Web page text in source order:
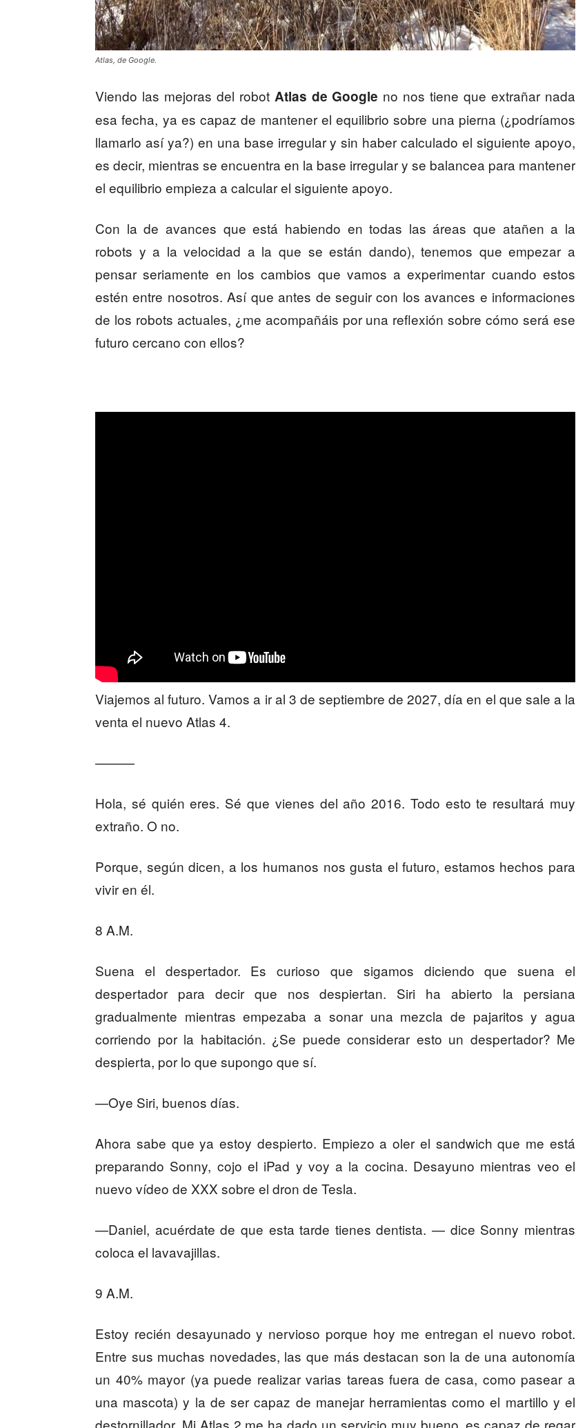
Atlas, de Google.
Viendo las mejoras del robot Atlas de Google no nos tiene que extrañar nada
esa fecha, ya es capaz de mantener el equilibrio sobre una pierna (¿podríamos
llamarlo así ya?) en una base irregular y sin haber calculado el siguiente apoyo,
es decir, mientras se encuentra en la base irregular y se balancea para mantener
el equilibrio empieza a calcular el siguiente apoyo.
Con la de avances que está habiendo en todas las áreas que atañen a la
robots y a la velocidad a la que se están dando), tenemos que empezar a
pensar seriamente en los cambios que vamos a experimentar cuando estos
estén entre nosotros. Así que antes de seguir con los avances e informaciones
de los robots actuales, ¿me acompañáis por una reflexión sobre cómo será ese
futuro cercano con ellos?
Viajemos al futuro. Vamos a ir al 3 de septiembre de 2027, día en el que sale a la
venta el nuevo Atlas 4.
———
Hola, sé quién eres. Sé que vienes del año 2016. Todo esto te resultará muy
extraño. O no.
Porque, según dicen, a los humanos nos gusta el futuro, estamos hechos para
vivir en él.
8 A.M.
Suena el despertador. Es curioso que sigamos diciendo que suena el
despertador para decir que nos despiertan. Siri ha abierto la persiana
gradualmente mientras empezaba a sonar una mezcla de pajaritos y agua
corriendo por la habitación. ¿Se puede considerar esto un despertador? Me
despierta, por lo que supongo que sí.
—Oye Siri, buenos días.
Ahora sabe que ya estoy despierto. Empiezo a oler el sandwich que me está
preparando Sonny, cojo el iPad y voy a la cocina. Desayuno mientras veo el
nuevo vídeo de XXX sobre el dron de Tesla.
—Daniel, acuérdate de que esta tarde tienes dentista. — dice Sonny mientras
coloca el lavavajillas.
9 A.M.
Estoy recién desayunado y nervioso porque hoy me entregan el nuevo robot.
Entre sus muchas novedades, las que más destacan son la de una autonomía
un 40% mayor (ya puede realizar varias tareas fuera de casa, como pasear a
una mascota) y la de ser capaz de manejar herramientas como el martillo y el
destornillador. Mi Atlas 2 me ha dado un servicio muy bueno, es capaz de regar